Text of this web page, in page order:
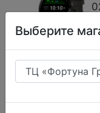
Выберите